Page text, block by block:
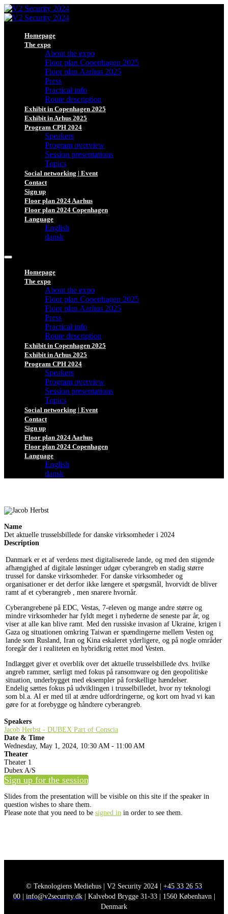
Homepage
The expo
About the expo
Floor plan Copenhagen 2025
Floor plan Aarhus 2025
Press
Practical info
Route description
Exhibit in Copenhagen 2025
Exhibit in Arhus 2025
Program CPH 2024
Speakers
Program overview
Session presentations
Topics
Social networking | Event
Contact
Sign up
Floor plan 2024 Aarhus
Floor plan 2024 Copenhagen
Language
English
dansk
Homepage
The expo
About the expo
Floor plan Copenhagen 2025
Floor plan Aarhus 2025
Press
Practical info
Route description
Exhibit in Copenhagen 2025
Exhibit in Arhus 2025
Program CPH 2024
Speakers
Program overview
Session presentations
Topics
Social networking | Event
Contact
Sign up
Floor plan 2024 Aarhus
Floor plan 2024 Copenhagen
Language
English
dansk
Name
Det aktuelle trusselsbillede for danske virksomheder i 2024
Description
Danmark er et af verdens mest digitaliserede lande, og med den stigende
afhængighed af digitale løsninger udgør cyberangreb en stadig større
trussel for danske virksomheder. For danske virksomheder og
organisationer er det derfor ikke længere et spørgsmål, hvorvidt de bliver
ramt af et cyberangreb , men snarere hvornår.
Cyberangrebene på EDC, Vestas, 7-eleven og mange andre større og
mindre virksomheder har fyldt meget i nyhederne de seneste par år, og
viser at alle kan blive ramt. Med den russiske invasion af Ukraine, krigen i
Gaza og situationen omkring Taiwan er spændingerne mellem Vesten og
lande som Rusland, Iran og Kina eskaleret yderligere, og på nogle områder
foregår der i realiteten en hybridkrig rettet mod Vesten.
Indlægget giver et overblik over det aktuelle trusselsbillede dvs. hvilke
angreb rammer, særligt med fokus på ransomware og den geopolitiske
situation, underbygget med eksempler på forskellige hændelser.
Endelig sættes fokus på udviklingen i trusselbilledet, hvor ny teknologi
som bl.a. AI er med til at ændre udfordringerne, og kort om hvad vi kan
gøre for at forebygge og håndtere cyberangreb.
Speakers
Jacob Herbst - DUBEX Part of Conscia
Date & Time
Wednesday, May 1, 2024, 10:30 AM - 11:00 AM
Theater
Theater 1
Dubex A/S
Sign up for the session
Slides from the presentation will be visible on this site if the speaker in
question wishes to share them.
Please note that you need to be signed in in order to see them.
© Teknologiens Mediehus | V2 Security 2024 | +45 33 26 53
00| info@v2security.dk| Kalvebod Brygge 31-33 | 1560 København |
Denmark